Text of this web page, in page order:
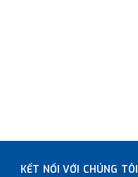
KẾT NỐI VỚI CHÚNG TÔI